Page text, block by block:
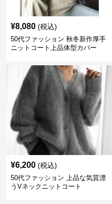
¥8,080 (税込)
50代ファッション 秋冬新作厚手
ニットコート上品体型カバー
¥6,200 (税込)
50代ファッション 上品な気質漂
うVネックニットコート